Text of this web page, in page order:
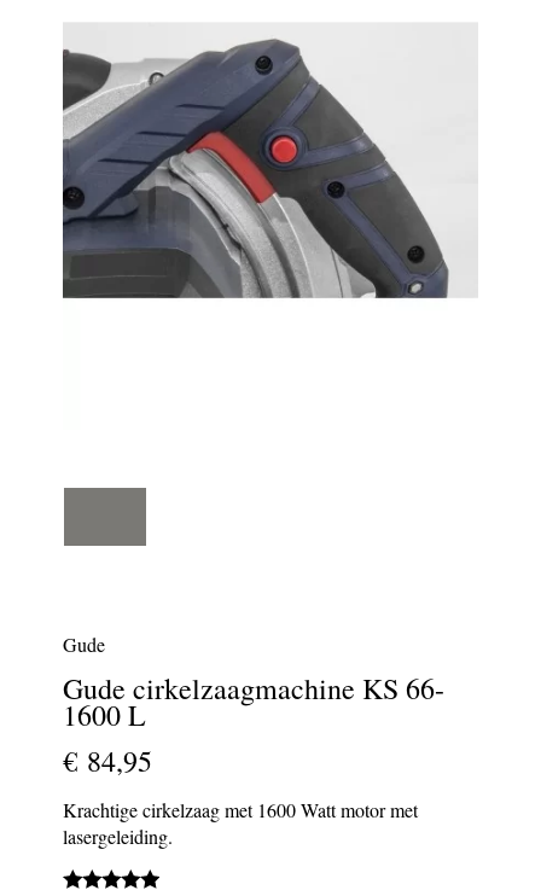
Gude
Gude cirkelzaagmachine KS 66-
1600 L
€ 84,95
Krachtige cirkelzaag met 1600 Watt motor met
lasergeleiding.